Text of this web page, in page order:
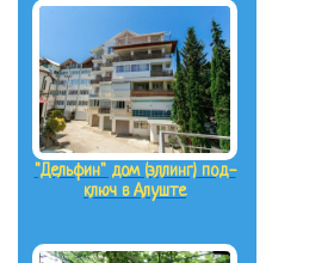
"Дельфин" дом (эллинг) под-
ключ в Алуште